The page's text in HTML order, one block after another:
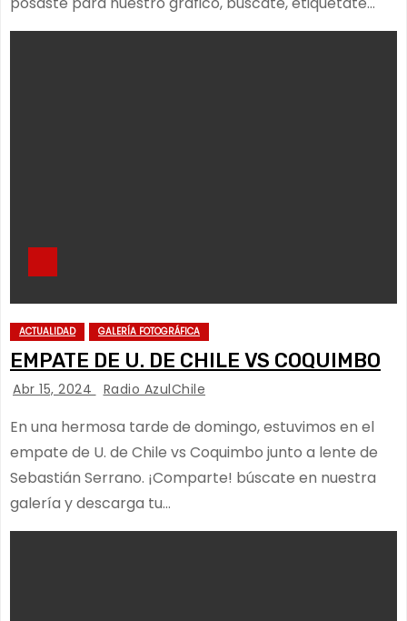
ACTUALIDAD GALERÍA FOTOGRÁFICA
EMPATE DE U. DE CHILE VS COQUIMBO
Abr 15, 2024 Radio AzulChile
En una hermosa tarde de domingo, estuvimos en el
empate de U. de Chile vs Coquimbo junto a lente de
Sebastián Serrano. ¡Comparte! búscate en nuestra
galería y descarga tu…